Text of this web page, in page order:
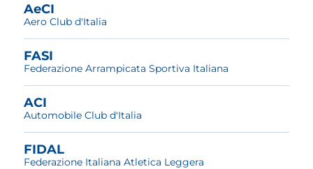
AeCI
Aero Club d'Italia
FASI
Federazione Arrampicata Sportiva Italiana
ACI
Automobile Club d'Italia
FIDAL
Federazione Italiana Atletica Leggera